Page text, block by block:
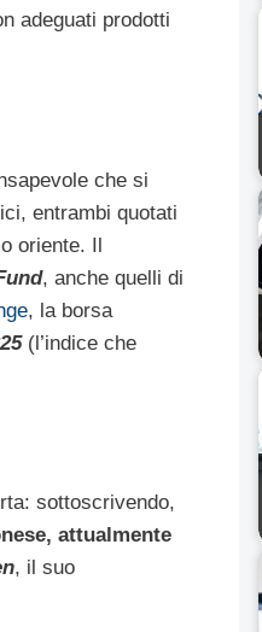
adeguati prodotti
che si
entrambi quotati
oriente. Il
, anche quelli di
, la borsa
(l’indice che
sottoscrivendo,
attualmente
, il suo